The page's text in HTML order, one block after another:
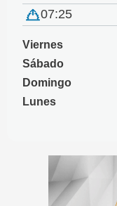
07:25
Viernes
Sábado
Domingo
Lunes